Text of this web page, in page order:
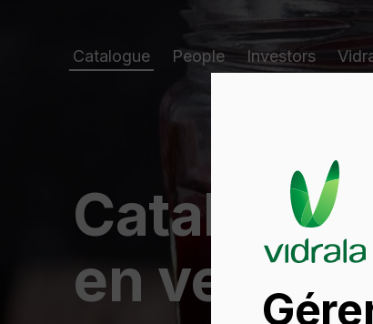
Catalogue People Investors
Catalogue
en verre